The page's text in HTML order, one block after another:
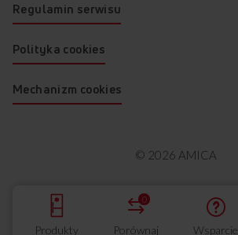
Produkty Porównaj
0
Wsparcie
© 2026 AMICA
Regulamin serwisu
Polityka cookies
Mechanizm cookies